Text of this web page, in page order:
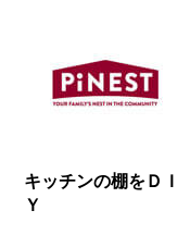
キッチンの棚をＤＩ
Ｙ